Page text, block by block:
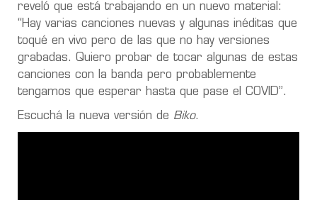
reveló que está trabajando en un nuevo material:
“Hay varias canciones nuevas y algunas inéditas que
toqué en vivo pero de las que no hay versiones
grabadas. Quiero probar de tocar algunas de estas
canciones con la banda pero probablemente
tengamos que esperar hasta que pase el COVID”.
Escuchá la nueva versión de Biko.